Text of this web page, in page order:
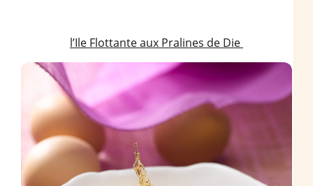
l’Ile Flottante aux Pralines de Die